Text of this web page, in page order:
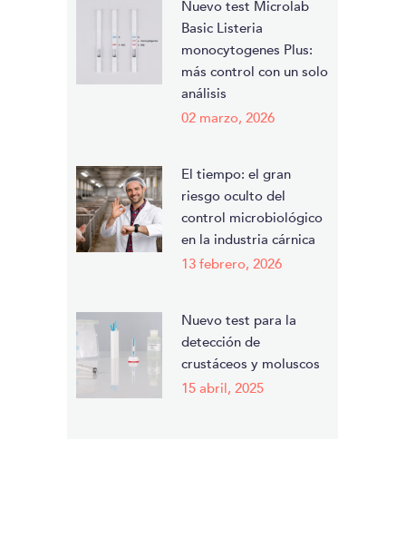
Nuevo test Microlab
Basic Listeria
monocytogenes Plus:
más control con un solo
análisis
02 marzo, 2026
El tiempo: el gran
riesgo oculto del
control microbiológico
en la industria cárnica
13 febrero, 2026
Nuevo test para la
detección de
crustáceos y moluscos
15 abril, 2025